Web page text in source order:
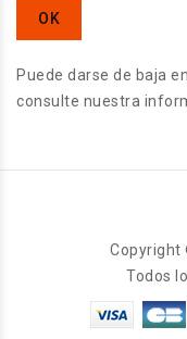
Puede darse de baja
consulte nuestra
Copyright
Todos